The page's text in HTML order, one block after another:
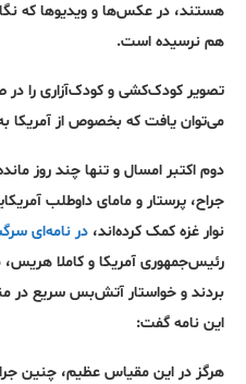
هستند، در عکس‌ها و ویدیوها که
هم نرسیده است.
تصویر کودک‌کشی و کودک‌آزاری را
می‌توان یافت که بخصوص از آمریکا به
نوار غزه کمک کرده‌اند، در نامه‌ای
بردند و خواستار آتش‌بس سریع در
این نامه گفت:
هرگز در این مقیاس عظیم، چنین